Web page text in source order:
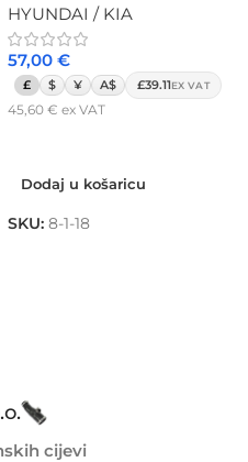
HYUNDAI / KIA
57,00 €
£ $ ¥ A$ £39.11EX VAT
45,60 € ex VAT
Dodaj u košaricu
SKU: 8-1-18
cijevi